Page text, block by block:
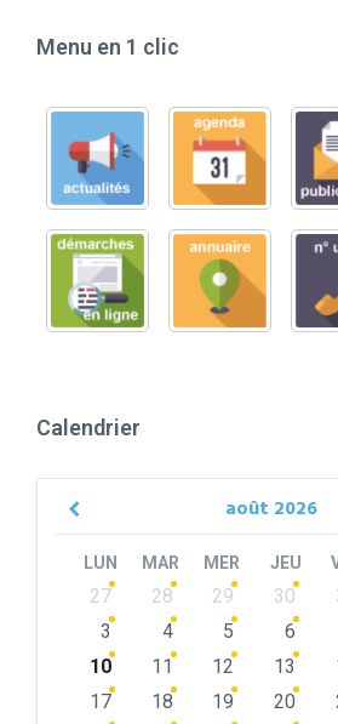
Menu en 1 clic
Calendrier
août 2026
Previous
LUN MAR MER JEU
Skip
calendar
27 28 29 30
3
4 5 6
10
11 12 13
17
18 19 20